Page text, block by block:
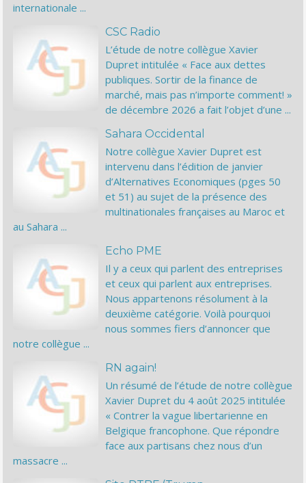
internationale ...
CSC Radio
L’étude de notre collègue Xavier
Dupret intitulée « Face aux dettes
publiques. Sortir de la finance de
marché, mais pas n’importe comment! »
de décembre 2026 a fait l’objet d’une ...
Sahara Occidental
Notre collègue Xavier Dupret est
intervenu dans l’édition de janvier
d’Alternatives Economiques (pges 50
et 51) au sujet de la présence des
multinationales françaises au Maroc et
au Sahara ...
Echo PME
Il y a ceux qui parlent des entreprises
et ceux qui parlent aux entreprises.
Nous appartenons résolument à la
deuxième catégorie. Voilà pourquoi
nous sommes fiers d’annoncer que
notre collègue ...
RN again!
Un résumé de l’étude de notre collègue
Xavier Dupret du 4 août 2025 intitulée
« Contrer la vague libertarienne en
Belgique francophone. Que répondre
face aux partisans chez nous d’un
massacre ...